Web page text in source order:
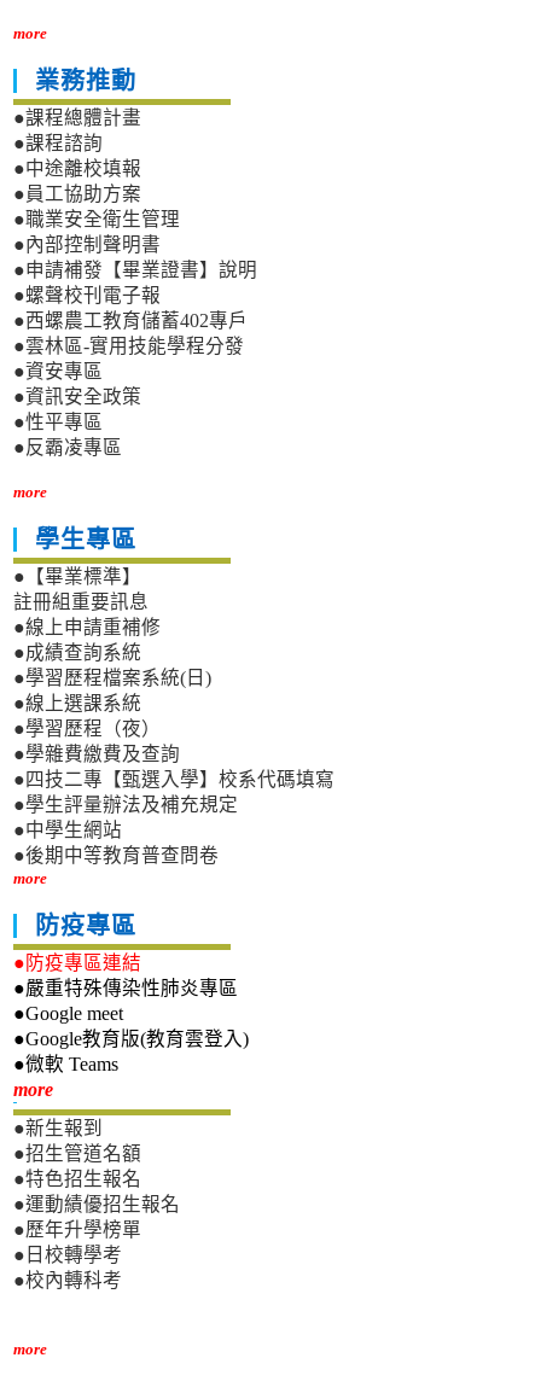
more
業務推動
●課程總體計畫
●課程諮詢
●中途離校填報
●員工協助方案
●職業安全衛生管理
●內部控制聲明書
●申請補發【畢業證書】說明
●螺聲校刊電子報
●西螺農工教育儲蓄402專戶
●雲林區-實用技能學程分發
●資安專區
●資訊安全政策
●性平專區
●反霸凌專區
more
學生專區
●【畢業標準】
註冊組重要訊息
●線上申請重補修
●成績查詢系統
●學習歷程檔案系統(日)
●線上選課系統
●學習歷程（夜）
●學雜費繳費及查詢
●四技二專【甄選入學】校系代碼填寫
●學生評量辦法及補充規定
●中學生網站
●後期中等教育普查問卷
more
防疫專區
●防疫專區連結
●嚴重特殊傳染性肺炎專區
●Google meet
●Google教育版(教育雲登入)
●微軟 Teams
more新生專區
●新生報到
●招生管道名額
●特色招生報名
●運動績優招生報名
●歷年升學榜單
●日校轉學考
●校內轉科考
more